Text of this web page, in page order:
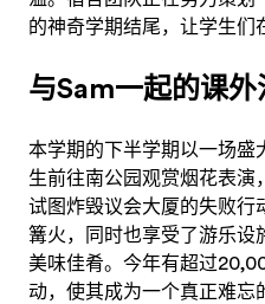
的神奇学期结尾，让学生们
与Sam一起的课外
本学期的下半学期以一场盛
生前往南公园观赏烟花表演
试图炸毁议会大厦的失败行
篝火，同时也享受了游乐设
美味佳肴。今年有超过
动，使其成为一个真正难忘